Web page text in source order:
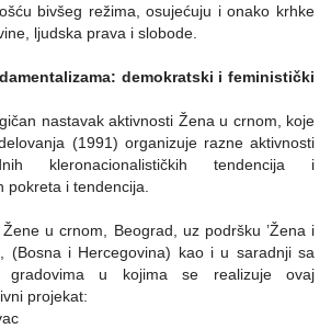
bivšeg režima, osujećuju i onako krhke
ljudska prava i slobode.
demokratski i feministički
nastavak aktivnosti Žena u crnom, koje
(1991) organizuje razne aktivnosti
kleronacionalističkih tendencija i
pokreta i tendencija.
Žene u crnom, Beograd, uz podršku ’Žena i
(Bosna i Hercegovina) kao i u saradnji sa
gradovima u kojima se realizuje ovaj
projekat: